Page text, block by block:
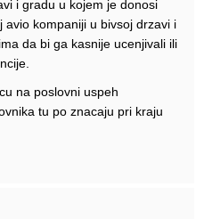
i gradu u kojem je donosi
avio kompaniji u bivsoj drzavi i
da bi ga kasnije ucenjivali ili
na poslovni uspeh
tu po znacaju pri kraju